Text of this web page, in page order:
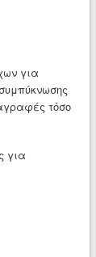
για
τόσο
για